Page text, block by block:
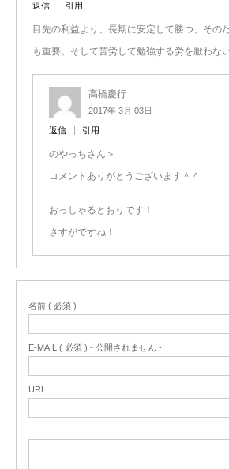
返信 引用
目先の利益より、長期に安定して勝つ、その
も重要。そして苦労して勉強する労を厭わな
高橋慶行
2017年 3月 03日
返信 引用
のやっちさん＞
コメントありがとうございます＾＾
おっしゃるとおりです！
さすがですね！
名前 ( 必須 )
E-MAIL ( 必須 ) - 公開されません -
URL